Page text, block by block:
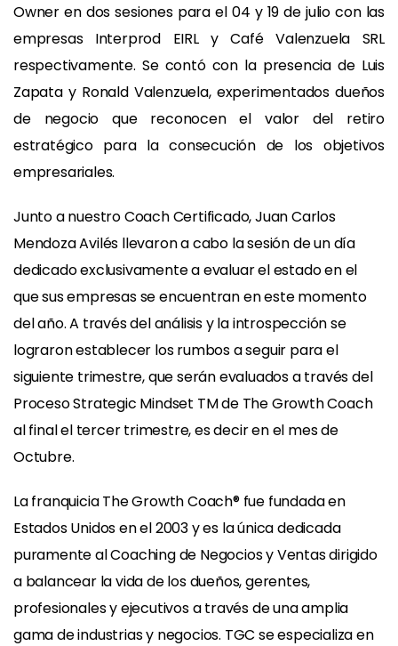
Owner en dos sesiones para el 04 y 19 de julio con las
empresas Interprod EIRL y Café Valenzuela SRL
respectivamente. Se contó con la presencia de Luis
Zapata y Ronald Valenzuela, experimentados dueños
de negocio que reconocen el valor del retiro
estratégico para la consecución de los objetivos
empresariales.
Junto a nuestro Coach Certificado, Juan Carlos
Mendoza Avilés llevaron a cabo la sesión de un día
dedicado exclusivamente a evaluar el estado en el
que sus empresas se encuentran en este momento
del año. A través del análisis y la introspección se
lograron establecer los rumbos a seguir para el
siguiente trimestre, que serán evaluados a través del
Proceso Strategic Mindset TM de The Growth Coach
al final el tercer trimestre, es decir en el mes de
Octubre.
La franquicia The Growth Coach® fue fundada en
Estados Unidos en el 2003 y es la única dedicada
puramente al Coaching de Negocios y Ventas dirigido
a balancear la vida de los dueños, gerentes,
profesionales y ejecutivos a través de una amplia
gama de industrias y negocios. TGC se especializa en